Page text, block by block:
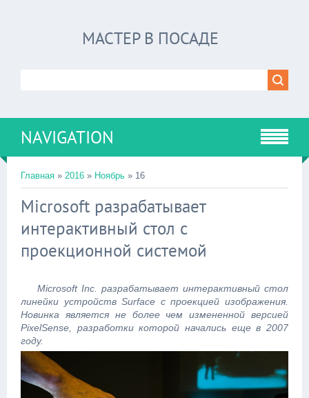
МАСТЕР В ПОСАДЕ
NAVIGATION
Главная » 2016 » Ноябрь » 16
Microsoft разрабатывает
интерактивный стол с
проекционной системой
Microsoft Inc. разрабатывает интерактивный стол
линейки устройств Surface с проекцией изображения.
Новинка является не более чем измененной версией
PixelSense, разработки которой начались еще в 2007
году.